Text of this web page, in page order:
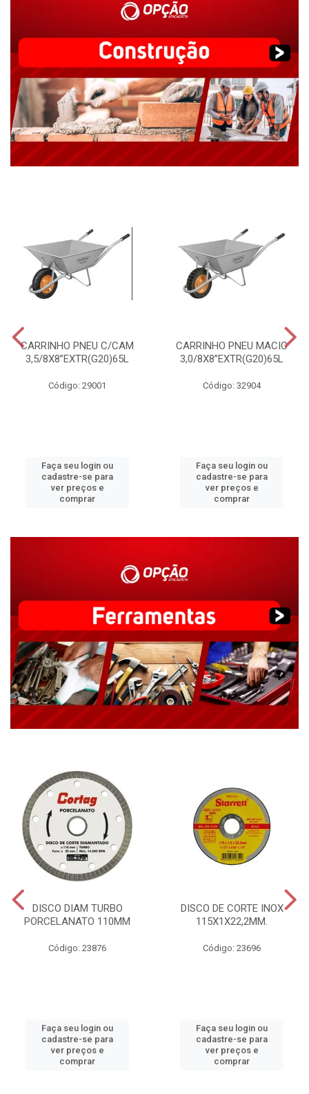
CARRINHO PNEU C/CAM
3,5/8X8”EXTR(G20)65L
Código: 29001
Faça seu login ou
cadastre-se para
ver preços e
comprar
CARRINHO PNEU MACIC
3,0/8X8”EXTR(G20)65L
Código: 32904
Faça seu login ou
cadastre-se para
ver preços e
comprar
DISCO DIAM TURBO
PORCELANATO 110MM
Código: 23876
Faça seu login ou
cadastre-se para
ver preços e
comprar
DISCO DE CORTE INOX
115X1X22,2MM.
Código: 23696
Faça seu login ou
cadastre-se para
ver preços e
comprar